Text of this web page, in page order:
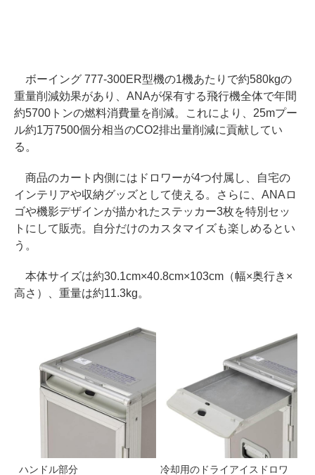
ボーイング 777-300ER型機の1機あたりで約580kgの
重量削減効果があり、ANAが保有する飛行機全体で年間
約5700トンの燃料消費量を削減。これにより、25mプー
ル約1万7500個分相当のCO2排出量削減に貢献してい
る。
商品のカート内側にはドロワーが4つ付属し、自宅の
インテリアや収納グッズとして使える。さらに、ANAロ
ゴや機影デザインが描かれたステッカー3枚を特別セッ
トにして販売。自分だけのカスタマイズも楽しめるとい
う。
本体サイズは約30.1cm×40.8cm×103cm（幅×奥行き×
高さ）、重量は約11.3kg。
ハンドル部分 冷却用のドライアイスドロワ